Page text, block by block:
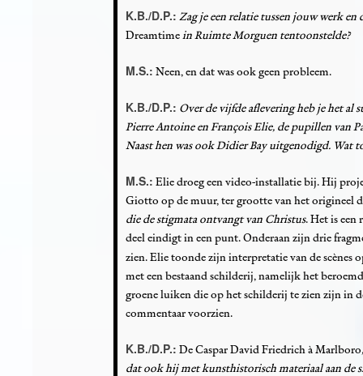
K.B./D.P.: Zag je een relatie tussen jouw werk en
Dreamtimein Ruimte Morguen tentoonstelde?
M.S.: Neen, en dat was ook geen probleem.
K.B./D.P.: Over de vijfde aflevering heb je het al
Pierre AntoineenFrançois Elie, de pupillen van
Naast hen was ook Didier Bay uitgenodigd. Wat
M.S.: Elie droeg een video-installatie bij. Hij
Giotto op de muur, ter grootte van het origineel
die de stigmata ontvangt van Christus. Het is een
deel eindigt in een punt. Onderaan zijn drie
zien. Elie toonde zijn interpretatie van de scènes
met een bestaand schilderij, namelijk het
groene luiken die op het schilderij te zien zijn in
commentaar voorzien.
K.B./D.P.: De Caspar David Friedrich à Marlboro
dat ook hij met kunsthistorisch materiaal aan de